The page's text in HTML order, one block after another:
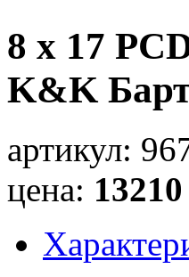
8 x 17
K&K
артикул:
цена: 13210